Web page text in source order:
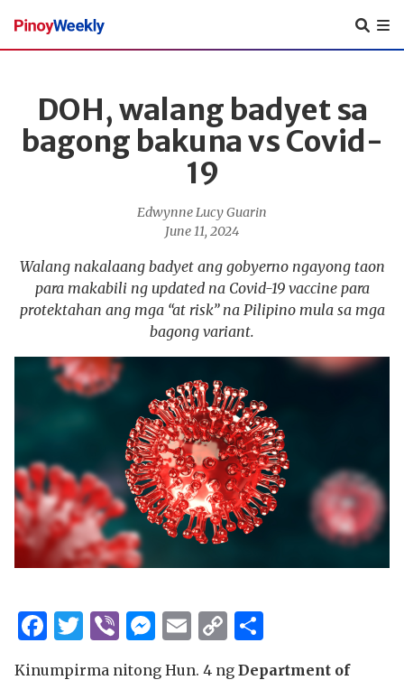
Pinoy
Weekly
DOH, walang badyet sa
bagong bakuna vs Covid-
19
Edwynne Lucy Guarin
June 11, 2024
Walang nakalaang badyet ang gobyerno ngayong taon
para makabili ng updated na Covid-19 vaccine para
protektahan ang mga “at risk” na Pilipino mula sa mga
bagong variant.
Facebook
Twitter
ViberMessenger
Email
Copy
Link
Kinumpirma nitong Hun. 4 ng Department of